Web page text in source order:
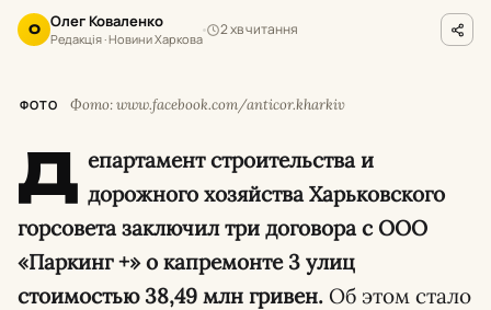
О Олег Коваленко
Редакція · Новини Харкова
2 хв читання
ФОТО Фото: www.facebook.com/anticor.kharkiv
Д епартамент строительства и
дорожного хозяйства Харьковского
горсовета заключил три договора с ООО
«Паркинг +» о капремонте 3 улиц
стоимостью 38,49 млн гривен. Об этом стало